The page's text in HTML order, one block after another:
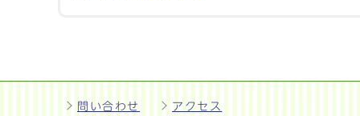
問い合わせ アクセス